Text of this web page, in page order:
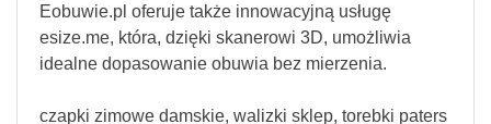
Eobuwie.pl oferuje także innowacyjną usługę
esize.me, która, dzięki skanerowi 3D, umożliwia
idealne dopasowanie obuwia bez mierzenia.
czapki zimowe damskie, walizki sklep, torebki paters